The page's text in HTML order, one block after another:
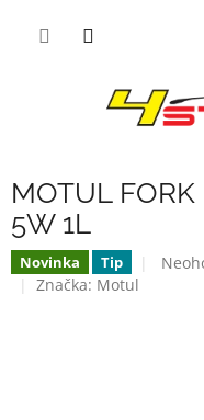
MOTUL FORK
5W 1L
Novinka Tip
Značka: Motul